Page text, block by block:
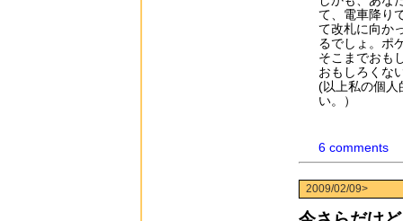
て、電車降り
て改札に向か
るでしょ。ポ
そこまでおも
おもしろくな
(以上私の個人
い。）
6 comments
2009/02/09>